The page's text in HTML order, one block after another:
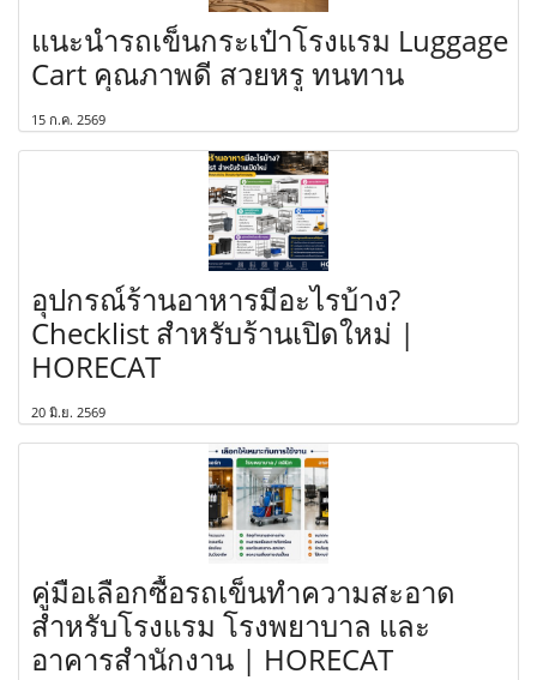
แนะนำรถเข็นกระเป๋าโรงแรม Luggage
Cart คุณภาพดี สวยหรู ทนทาน
15 ก.ค. 2569
อุปกรณ์ร้านอาหารมีอะไรบ้าง?
Checklist สำหรับร้านเปิดใหม่ |
HORECAT
20 มิ.ย. 2569
คู่มือเลือกซื้อรถเข็นทำความสะอาด
สำหรับโรงแรม โรงพยาบาล และ
อาคารสำนักงาน | HORECAT